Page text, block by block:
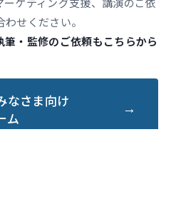
せください。
・監修のご依頼もこちらから
なさま向け
ム